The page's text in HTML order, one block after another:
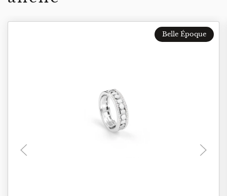
Belle Époque